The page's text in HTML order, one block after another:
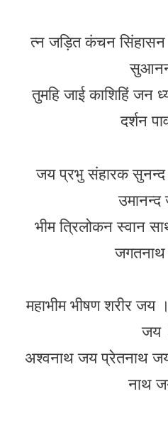
त्न जड़ित कंचन सिंहासन
तुमहि जाई काशिहिं जन
दर्शन
जय प्रभु संहारक
भीम त्रिलोकन स्वान
महाभीम भीषण शरीर जय
जय
अश्वनाथ जय प्रेतनाथ
नाथ